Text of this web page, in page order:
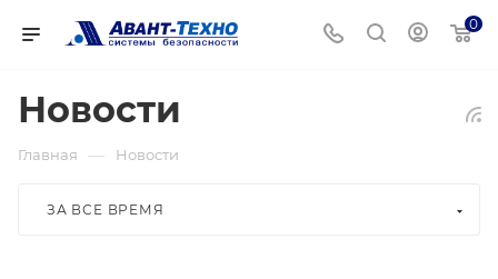
0
Новости
Главная — Новости
ЗА ВСЕ ВРЕМЯ